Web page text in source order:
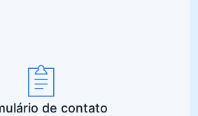
de contato